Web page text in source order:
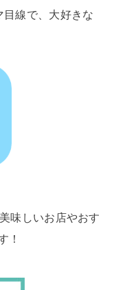
線で、大好きな
味しいお店やおす
！